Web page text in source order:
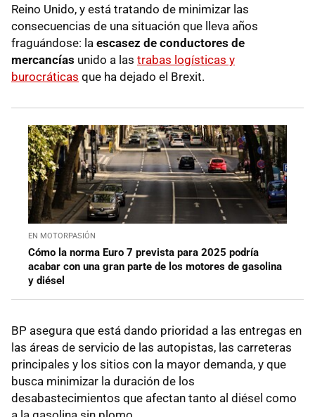
Reino Unido, y está tratando de minimizar las
consecuencias de una situación que lleva años
fraguándose: la escasez de conductores de
mercancías unido a las trabas logísticas y
burocráticas que ha dejado el Brexit.
EN MOTORPASIÓN
Cómo la norma Euro 7 prevista para 2025 podría
acabar con una gran parte de los motores de gasolina
y diésel
BP asegura que está dando prioridad a las entregas en
las áreas de servicio de las autopistas, las carreteras
principales y los sitios con la mayor demanda, y que
busca minimizar la duración de los
desabastecimientos que afectan tanto al diésel como